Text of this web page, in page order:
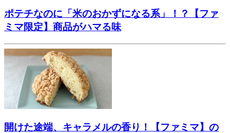
ポテチなのに「米のおかずになる系」！？【ファ
ミマ限定】商品がハマる味
開けた途端、キャラメルの香り！【ファミマ】の